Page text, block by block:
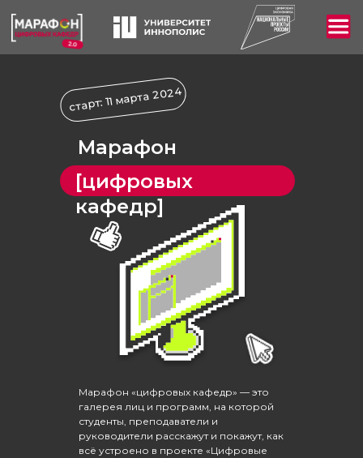
[цифровых
кафедр]
старт: 11 марта 2024
Марафон
Марафон «цифровых кафедр» — это
галерея лиц и программ, на которой
студенты, преподаватели и
руководители расскажут и покажут, как
всё устроено в проекте «Цифровые